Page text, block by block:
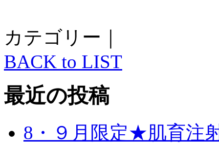
カテゴリー｜
BACK to LIST
最近の投稿
8・９月限定★肌育注